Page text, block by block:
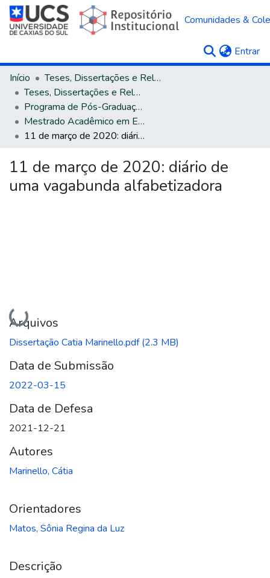
Comunidades &
Entrar
Início
Teses, Dissertações e Relatórios
Teses, Dissertações e Relatórios defendidos na UCS
Programa de Pós-Graduação em Educação
Mestrado Acadêmico em Educação
11 de março de 2020: diário de uma vagabunda alfabetizadora
11 de março de 2020: diário de
uma vagabunda alfabetizadora
Carregando...
Arquivos
Dissertação Catia Marinello.pdf(2.3 MB)
Data de Submissão
2022-03-15
Data de Defesa
2021-12-21
Autores
Marinello, Cátia
Orientadores
Matos, Sônia Regina da Luz
Descrição